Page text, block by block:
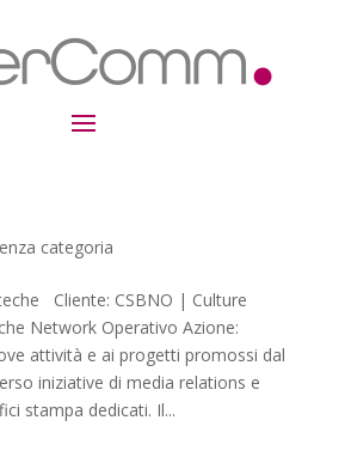
categoria
Cliente: CSBNO | Culture
Network Operativo Azione:
attività e ai progetti promossi dal
iniziative di media relations e
stampa dedicati. Il...